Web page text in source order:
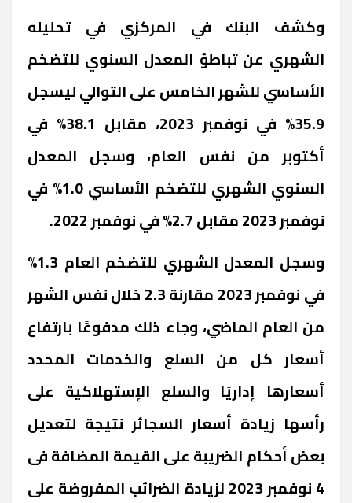
وكشف البنك في المركزي في تحليله
الشهري عن تباطؤ المعدل السنوي للتضخم
الأساسي للشهر الخامس على التوالي ليسجل
35.9% في نوفمبر 2023، مقابل 38.1% في
أكتوبر من نفس العام، وسجل المعدل
السنوي الشهري للتضخم الأساسي 1.0% في
نوفمبر 2023 مقابل 2.7% في نوفمبر 2022.
وسجل المعدل الشهري للتضخم العام 1.3%
في نوفمبر 2023 مقارنة 2.3 خلال نفس الشهر
من العام الماضي، وجاء ذلك مدفوعًا بارتفاع
أسعار كل من السلع والخدمات المحدد
أسعارها إداريًا والسلع الإستهلاكية على
رأسها زيادة أسعار السجائر نتيجة لتعديل
بعض أحكام الضريبة على القيمة المضافة فى
4 نوفمبر 2023 لزيادة الضرائب المفروضة على